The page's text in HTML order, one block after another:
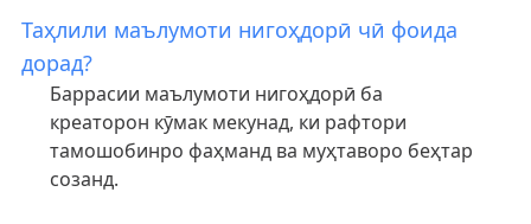
Таҳлили маълумоти нигоҳдорӣ чӣ фоида
дорад?
Баррасии маълумоти нигоҳдорӣ ба
креаторон кӯмак мекунад, ки рафтори
тамошобинро фаҳманд ва муҳтаворо беҳтар
созанд.